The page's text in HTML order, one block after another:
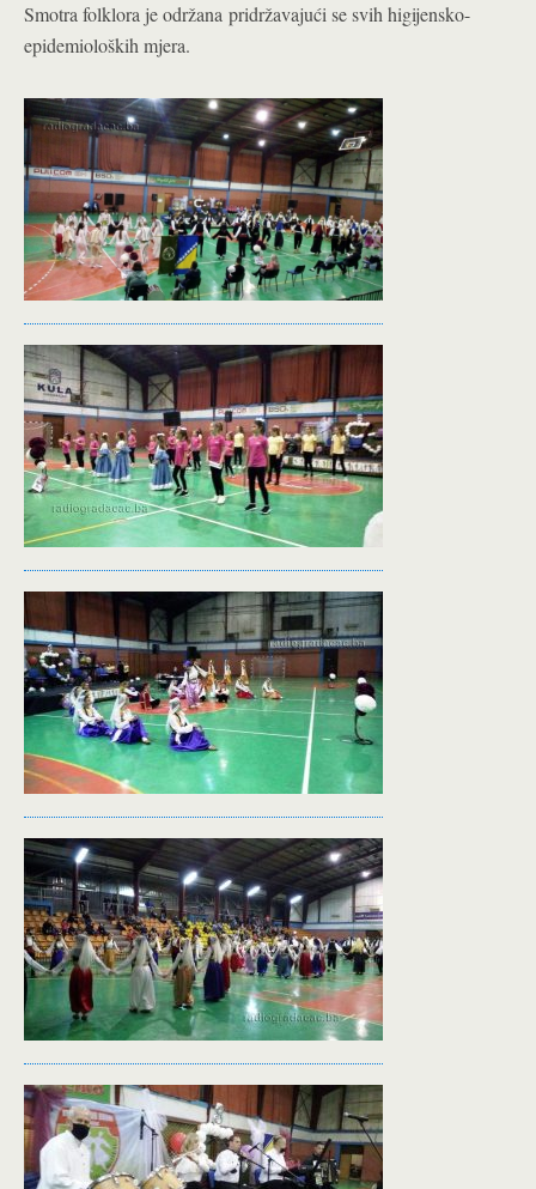
Smotra folklora je održana pridržavajući se svih higijensko-
epidemioloških mjera.